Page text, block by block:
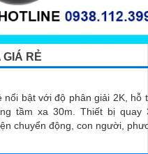
GIÁ RẺ
nổi bật với độ phân giải 2K, hỗ
Thiết bị quay 355° và
chuyển động, con người,